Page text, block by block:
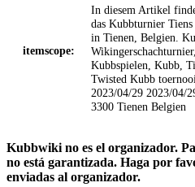
itemscope:
In diesem Artikel
das Kubbturnier
in Tienen, Belgien.
Kubbspielen, Kubb,
Twisted Kubb
2023/04/29 2023/04/
3300 Tienen Belgien
Kubbwiki no es el organizador.
no está garantizada. Haga por
enviadas al organizador.